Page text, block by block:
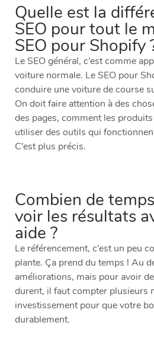
Quelle est la
SEO pour tout le
SEO pour Shopify
Le SEO général, c’est comme
voiture normale. Le SEO pour
conduire une voiture de course
On doit faire attention à des
des pages, comment les
utiliser des outils qui
C’est plus précis.
Combien de
voir les résultats
aide ?
Le référencement, c’est un peu
plante. Ça prend du temps ! Au
améliorations, mais pour avoir
durent, il faut compter plusieurs
investissement pour que votre
durablement.